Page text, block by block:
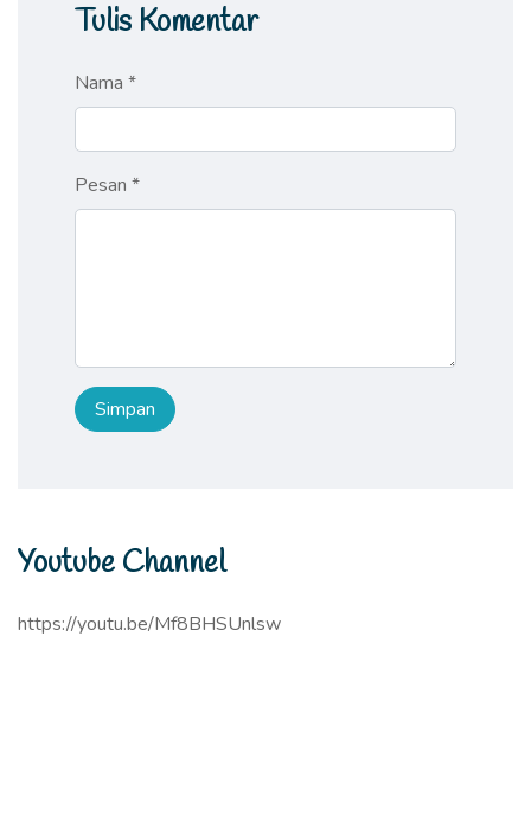
Tulis Komentar
Nama *
Pesan *
Youtube Channel
https://youtu.be/Mf8BHSUnlsw